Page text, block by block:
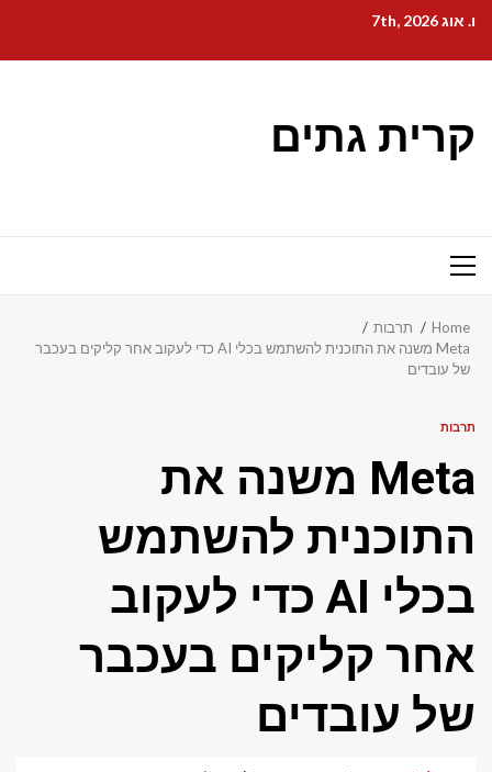
content
ו. אוג 7th, 2026
קרית גתים
Primary
Home
תרבות
Meta משנה את התוכנית להשתמש בכלי AI כדי לעקוב אחר קליקים בעכבר
של עובדים
תרבות
Meta משנה את
התוכנית להשתמש
בכלי AI כדי לעקוב
אחר קליקים בעכבר
של עובדים